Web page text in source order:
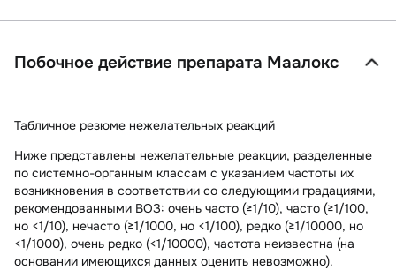
Побочное действие препарата Маалокс
Табличное резюме нежелательных реакций
Ниже представлены нежелательные реакции, разделенные
по системно-органным классам с указанием частоты их
возникновения в соответствии со следующими градациями,
рекомендованными ВОЗ: очень часто (≥1/10), часто (≥1/100,
но <1/10), нечасто (≥1/1000, но <1/100), редко (≥1/10000, но
<1/1000), очень редко (<1/10000), частота неизвестна (на
основании имеющихся данных оценить невозможно).